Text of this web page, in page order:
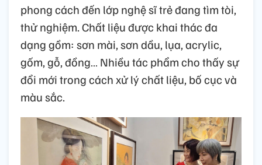
phong cách đến lớp nghệ sĩ trẻ đang tìm tòi,
thử nghiệm. Chất liệu được khai thác đa
dạng gồm: sơn mài, sơn dầu, lụa, acrylic,
gốm, gỗ, đồng… Nhiều tác phẩm cho thấy sự
đổi mới trong cách xử lý chất liệu, bố cục và
màu sắc.